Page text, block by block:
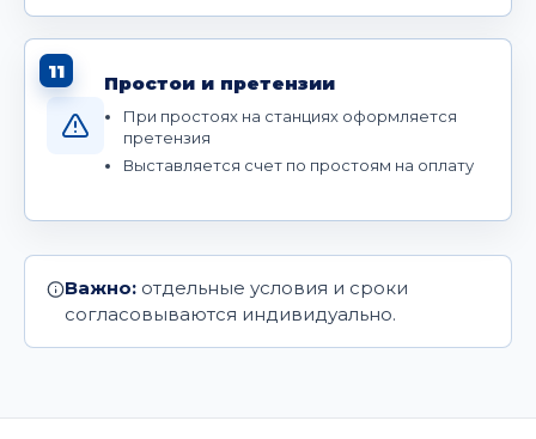
11
Простои и претензии
При простоях на станциях оформляется
претензия
Выставляется счет по простоям на оплату
Важно: отдельные условия и сроки
согласовываются индивидуально.